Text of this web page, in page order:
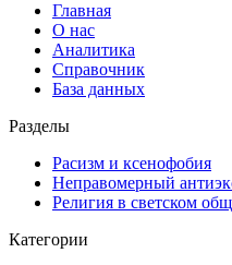
Главная
О нас
Аналитика
Справочник
База данных
Разделы
Расизм и ксенофобия
Неправомерный
Религия в светском
Категории